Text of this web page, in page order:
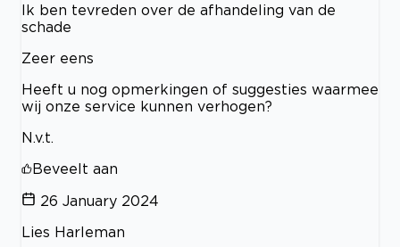
Ik ben tevreden over de afhandeling van de
schade
Zeer eens
Heeft u nog opmerkingen of suggesties waarmee
wij onze service kunnen verhogen?
N.v.t.
Beveelt aan
26 January 2024
Lies Harleman